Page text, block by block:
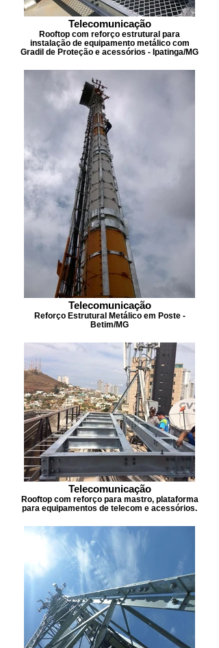
Telecomunicação
Rooftop com reforço estrutural para
instalação de equipamento metálico com
Gradil de Proteção e acessórios - Ipatinga/MG
Telecomunicação
Reforço Estrutural Metálico em Poste -
Betim/MG
Telecomunicação
Rooftop com reforço para mastro, plataforma
para equipamentos de telecom e acessórios.